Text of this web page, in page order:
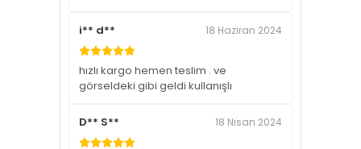
i** d** 18 Haziran 2024
hızlı kargo hemen teslim . ve
görseldeki gibi geldi kullanışlı
D** S** 18 Nisan 2024